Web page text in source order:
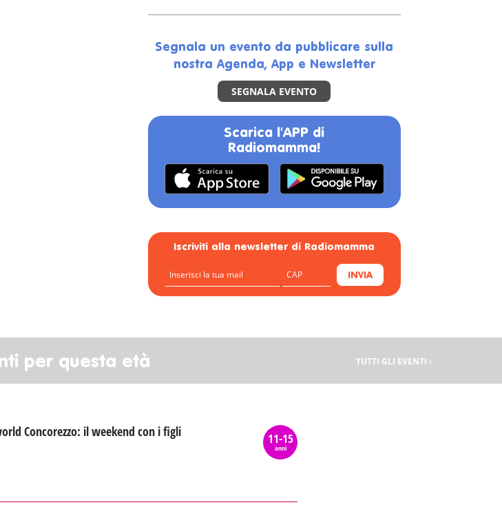
Segnala un evento da pubblicare sulla
nostra Agenda, App e Newsletter
SEGNALA EVENTO
Scarica l'APP di
Radiomamma!
Iscriviti alla newsletter di Radiomamma
INVIA
per questa età TUTTI GLI EVENTI
Concorezzo: il weekend con i figli 11-15
anni